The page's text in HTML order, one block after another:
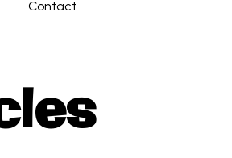
Contact